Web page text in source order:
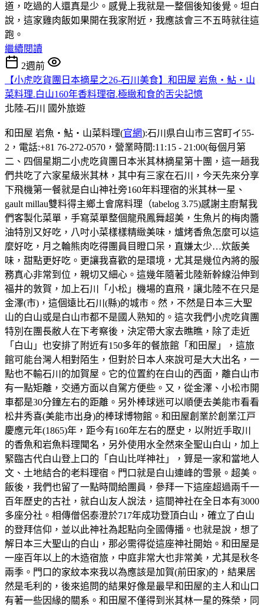
道，吃過的人還真是少。感覺上我就是一整個後知後覺。坦白
說，這家雞肉飯如果開在我家附近，我應該會三不五時就往這
跑。
繼續閱讀
2週前
【小虎吃貨團日本摘星之26-石川美食】和田屋 岩魚・鮎・山
菜料理.白山160年香料理宿.極緻和食的舌尖記憶
北陸-石川
國外旅遊
和田屋 岩魚・鮎・山菜料理(官網):石川県白山市三宮町イ55-
2，電話:+81 76-272-0570，營業時間:11:15 - 21:00(每個月第
二、四個星期二小虎吃貨團日本米其林摘星第十團，這一趟我
們共吃了六家星級米其林，其中有三家在石川，今天先來分享
下飛機第一餐就是白山神社旁160年料理宿的米其林一星、
gault millau雙料得主鄉土會席料理（tabelog 3.75)感謝主廚幫我
們客製化菜單，手寫菜單整個龍飛鳳舞超美，生魚片的梅肉醬
油特別又好吃，八吋小菜樣樣精緻美味，爐烤香魚怎麼可以這
麼好吃，月之輪熊肉吃得團員目瞪口呆，直嫌太少…炊飯美
味，甜點更好吃。更讓我喜歡的是環境，尤其是幾位內將的服
務真心非常到位，親切又細心。這幾年隨著北陸新幹線沿伸到
福井的敦賀，加上石川「小松」機場的直飛，讓北陸不在只是
金澤(市)，這個遠比石川(縣)的城市。然，不然是日本三大聖
山的白山或是白山市都不是國人熟知的。這次我們小虎吃貨團
特別在團長敝人在下考察後，決定帶大家去瞧瞧，除了走近
「白山」也安排了附近有150多年的餐旅館「和田屋」，這旅
館可能台灣人相對陌生，但對於日本人來說可是大大出名，一
點也不輸石川的加賀屋。它的位置約在白山的西面，離白山市
有一點矩離，交通方面以自駕方便些。又，從金澤、小松市開
車都是30分鐘左右的距離。另外棒球迷可以順便去美能市看看
松井秀喜(美能市出身)的棒球博物館。和田屋創業於創業江戸
慶應元年(1865)年，距今有160年左右的歷史，以附近手取川
的香魚和岩魚料理聞名，另外使用水全然來全聖山白山，加上
緊臨古代白山登上口的「白山比咩神社」，算是一家和當地人
文、土地結合的老料理宿。門口就是白山連峰的雪景。超美。
飯後，我們也留了一點時間給團員，參拜一下這座超過兩千一
百年歷史的古社，就白山友人說法，這間神社在全日本有3000
多座分社。相傳僧侶泰澄於717年成功登頂白山，確立了白山
的登拜信仰，並以此神社為起點向全國傳播。也就是說，想了
解日本三大聖山的白山，那必需得從這座神社開始。和田屋是
一座百年以上的木造宿旅，中庭非常大也非常美，尤其是秋冬
兩季。門口的家紋本來我以為應該是加賀(前田家)的，結果居
然是毛利的，後來追問的結果好像是最早和田屋的主人和山口
有著一些因緣的關系。和田屋不僅得到米其林一星的殊榮，同